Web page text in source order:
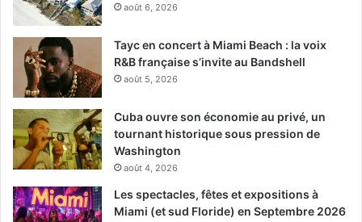
août 6, 2026
Tayc en concert à Miami Beach : la voix
R&B française s’invite au Bandshell
août 5, 2026
Cuba ouvre son économie au privé, un
tournant historique sous pression de
Washington
août 4, 2026
Les spectacles, fêtes et expositions à
Miami (et sud Floride) en Septembre 2026